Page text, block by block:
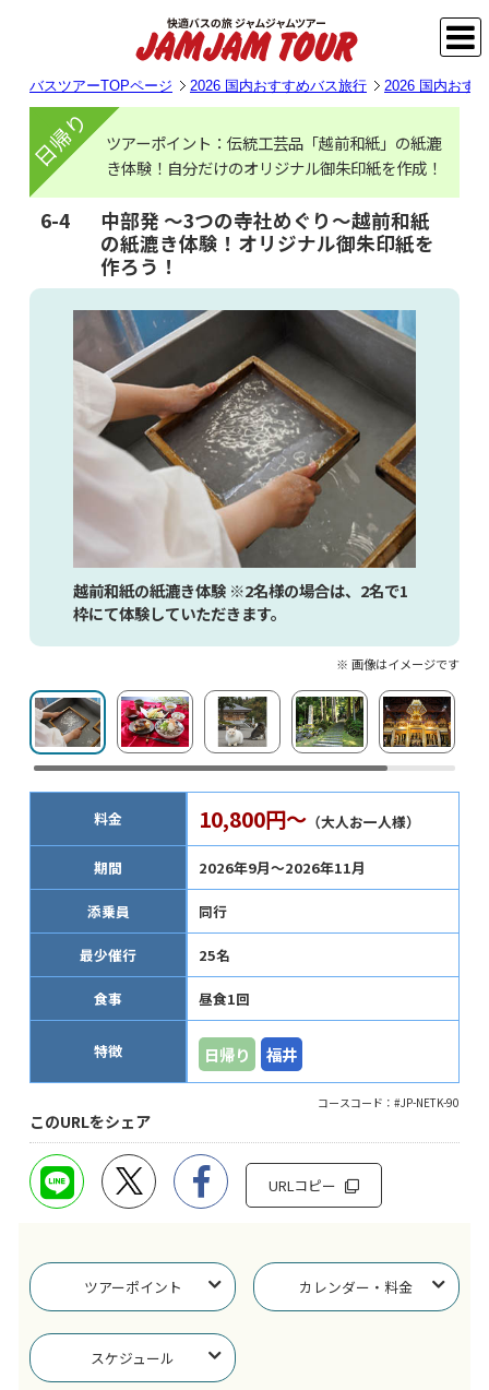
バスツアーTOPページ 2026 国内おすすめバス旅行 2026 国内おす
ツアーポイント：伝統工芸品「越前和紙」の紙漉
き体験！自分だけのオリジナル御朱印紙を作成！
日帰り
6-4
中部発 ～3つの寺社めぐり～越前和紙
の紙漉き体験！オリジナル御朱印紙を
作ろう！
越前和紙の紙漉き体験 ※2名様の場合は、2名で1
枠にて体験していただきます。
※ 画像はイメージです
料金 10,800円～ （大人お一人様）
期間 2026年9月～2026年11月
添乗員 同行
最少催行 25名
食事 昼食1回
特徴 日帰り 福井
コースコード：#JP-NETK-90
このURLをシェア
URLコピー
ツアーポイント カレンダー・料金
スケジュール